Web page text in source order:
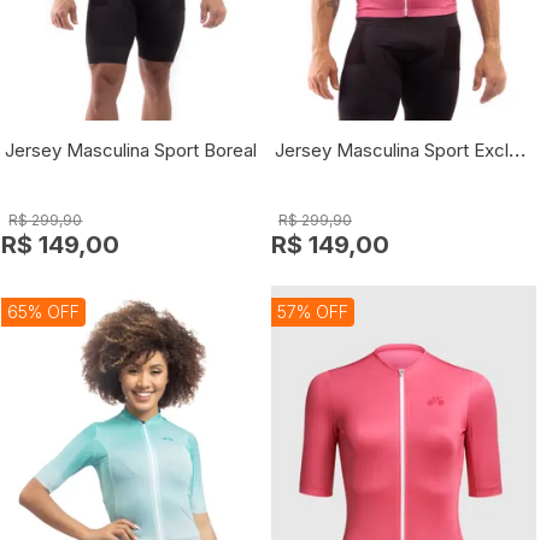
Jersey Masculina Sport Boreal
R$ 299,90
R$ 149,00
Jersey Masculina Sport Exclusiv
R$ 299,90
R$ 149,00
65% OFF 57% OFF